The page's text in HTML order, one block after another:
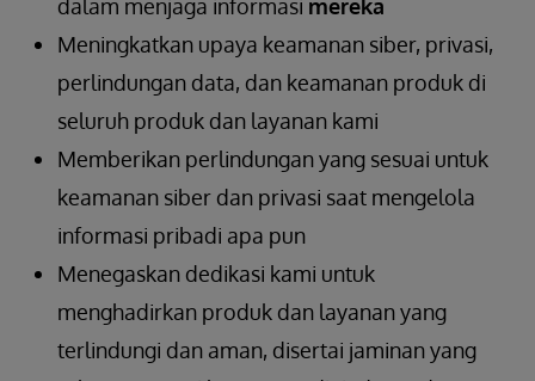
dalam menjaga informasi mereka
Meningkatkan upaya keamanan siber, privasi,
perlindungan data, dan keamanan produk di
seluruh produk dan layanan kami
Memberikan perlindungan yang sesuai untuk
keamanan siber dan privasi saat mengelola
informasi pribadi apa pun
Menegaskan dedikasi kami untuk
menghadirkan produk dan layanan yang
terlindungi dan aman, disertai jaminan yang